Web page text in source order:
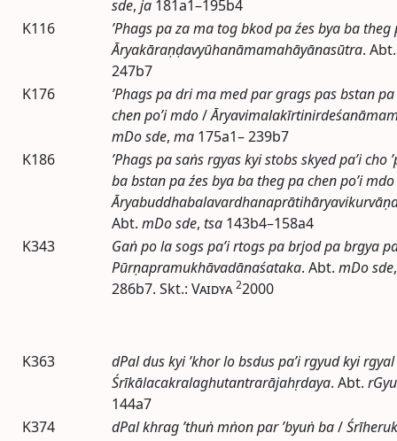
sde, ja 181a1–195b4
K116
’Phags pa za ma tog bkod pa źes bya ba theg
Āryakāraṇḍavyūhanāmamahāyānasūtra. Abt.
247b7
K176
’Phags pa dri ma med par grags pas bstan
chen po’i mdo/
mDo sde, ma 175a1– 239b7
K186
’Phags pa saṅs rgyas kyi stobs skyed pa’i cho
ba bstan pa źes bya ba theg pa chen po’i mdo
Abt. mDo sde, tsa 143b4–158a4
K343
Gaṅ po la sogs pa’i rtogs pa brjod pa brgya
Pūrṇapramukhāvadānaśataka. Abt. mDo sde
286b7. Skt.: Vaidya 22000
K363
dPal dus kyi ’khor lo bsdus pa’i rgyud kyi
Śrīkālacakralaghutantrarājahṛdaya. Abt.
144a7
K374
dPal khrag ’thuṅ mṅon par ’byuṅ ba/